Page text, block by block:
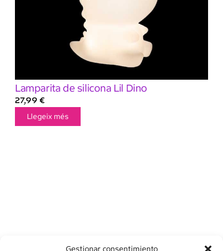
Gestionar consentimiento
Lamparita de silicona Lil Dino
27,99 €
Llegeix més